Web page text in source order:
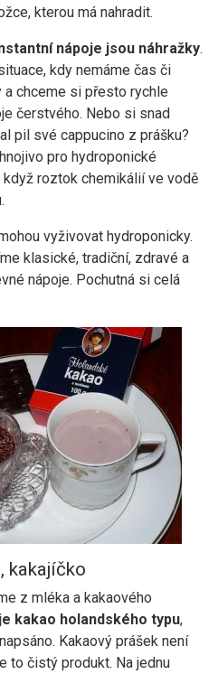
kterou má nahradit.
nápoje jsou náhražky.
kdy nemáme čas či
a chceme si přesto rychle
čerstvého. Nebo si snad
pil své cappucino z prášku?
pro hydroponické
roztok chemikálií ve vodě
vyživovat hydroponicky.
klasické, tradiční, zdravé a
nápoje. Pochutná si celá
kakajíčko
z mléka a kakaového
kakao holandského typu,
Kakaový prášek není
to čistý produkt. Na jednu